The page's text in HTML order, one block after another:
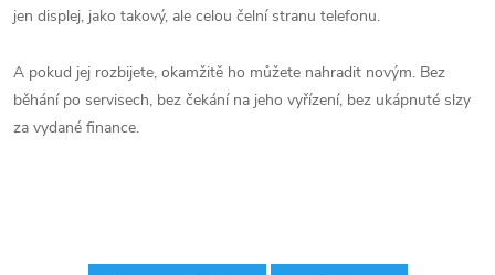
jen displej, jako takový, ale celou čelní stranu telefonu.
A pokud jej rozbijete, okamžitě ho můžete nahradit novým. Bez
běhání po servisech, bez čekání na jeho vyřízení, bez ukápnuté slzy
za vydané finance.